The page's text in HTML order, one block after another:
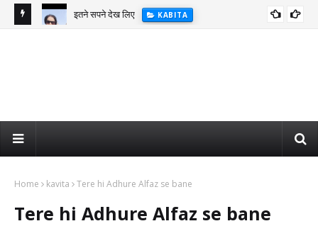
इतने सपने देख लिए KABITA
Home kavita Tere hi Adhure Alfaz se bane
Tere hi Adhure Alfaz se bane